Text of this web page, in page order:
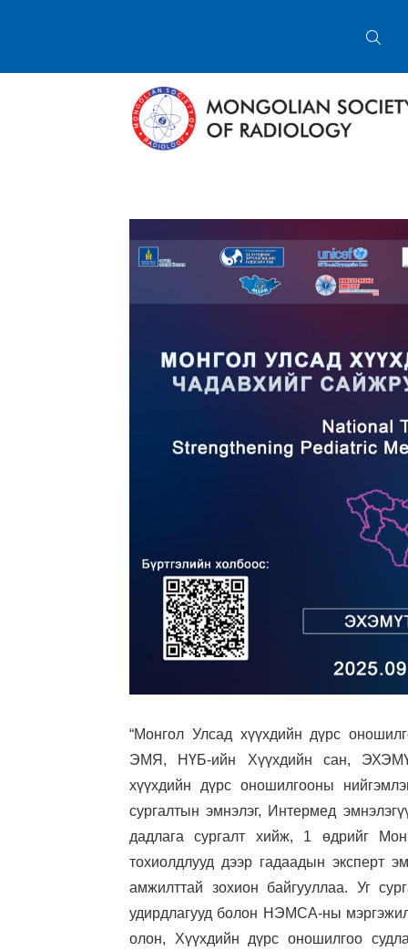
“Монгол Улсад хүүхдийн дүрс
ЭМЯ, НҮБ-ийн Хүүхдийн сан,
хүүхдийн дүрс оношилгооны
сургалтын эмнэлэг, Интермед
дадлага сургалт хийж, 1 өдрийг
тохиолдлууд дээр гадаадын эксперт
амжилттай зохион байгууллаа. Уг
удирдлагууд болон НЭМСА-ны
олон, Хүүхдийн дүрс оношилгоо